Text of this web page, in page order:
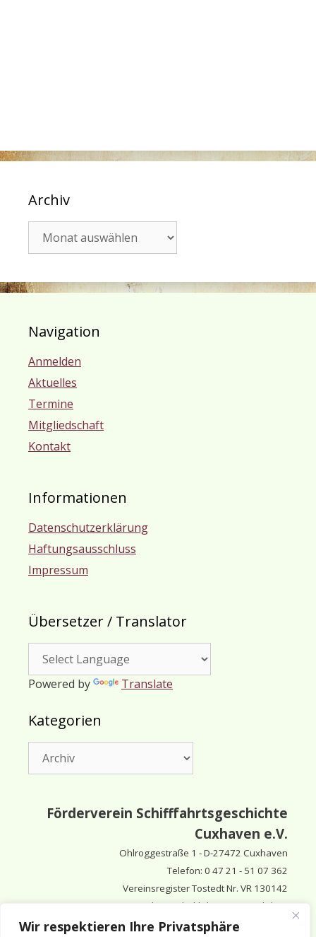
Wir respektieren Ihre Privatsphäre
Archiv
Navigation
Anmelden
Aktuelles
Termine
Mitgliedschaft
Kontakt
Informationen
Datenschutzerklärung
Haftungsausschluss
Impressum
Übersetzer / Translator
Powered by Translate
Kategorien
Förderverein Schifffahrtsgeschichte
Cuxhaven e.V.
Ohlroggestraße 1 - D-27472 Cuxhaven
Telefon: 0 47 21 - 51 07 362
Vereinsregister Tostedt Nr. VR 130142
Vorsitzender & inhaltlich Verantwortlicher:
Horst Huthsfeldt